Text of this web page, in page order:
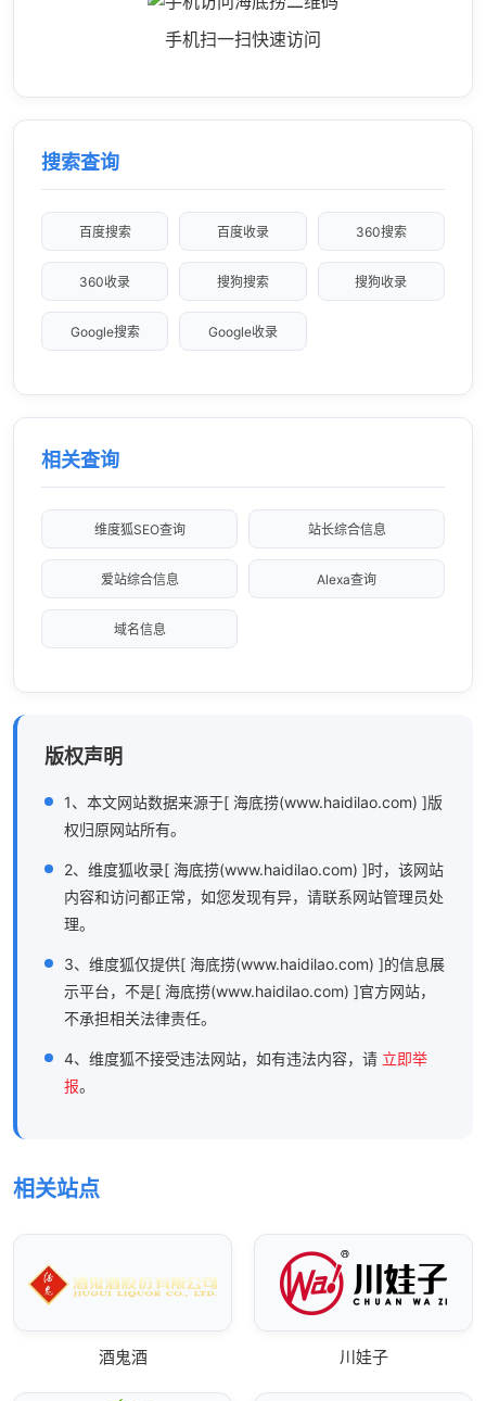
手机扫一扫快速访问
搜索查询
百度搜索 百度收录 360搜索
360收录 搜狗搜索 搜狗收录
Google搜索 Google收录
相关查询
维度狐SEO查询 站长综合信息
爱站综合信息 Alexa查询
域名信息
版权声明
1、本文网站数据来源于[ 海底捞(www.haidilao.com) ]版
权归原网站所有。
2、维度狐收录[ 海底捞(www.haidilao.com) ]时，该网站
内容和访问都正常，如您发现有异，请联系网站管理员处
理。
3、维度狐仅提供[ 海底捞(www.haidilao.com) ]的信息展
示平台，不是[ 海底捞(www.haidilao.com) ]官方网站，
不承担相关法律责任。
4、维度狐不接受违法网站，如有违法内容，请 立即举
报。
相关站点
酒鬼酒 川娃子